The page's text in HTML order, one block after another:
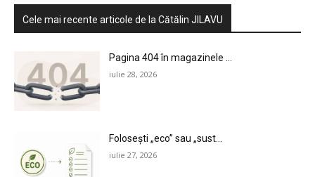
Cele mai recente articole de la Cătălin JILAVU
Pagina 404 în magazinele ...
iulie 28, 2026
Folosești „eco” sau „sust...
iulie 27, 2026